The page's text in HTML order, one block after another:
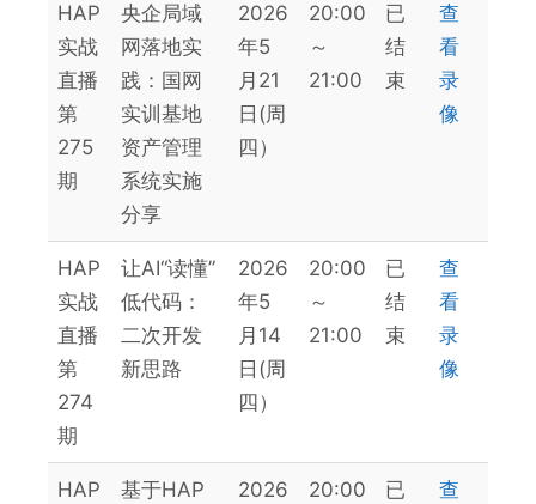
HAP
实战
直播
第
275
期
央企局域
网落地实
践：国网
实训基地
资产管理
系统实施
分享
2026
年5
月21
日(周
四）
20:00
～
21:00
已
结
束
查
看
录
像
HAP
实战
直播
第
274
期
让AI“读懂”
低代码：
二次开发
新思路
2026
年5
月14
日(周
四）
20:00
～
21:00
已
结
束
查
看
录
像
HAP
基于HAP
2026
20:00
已
查